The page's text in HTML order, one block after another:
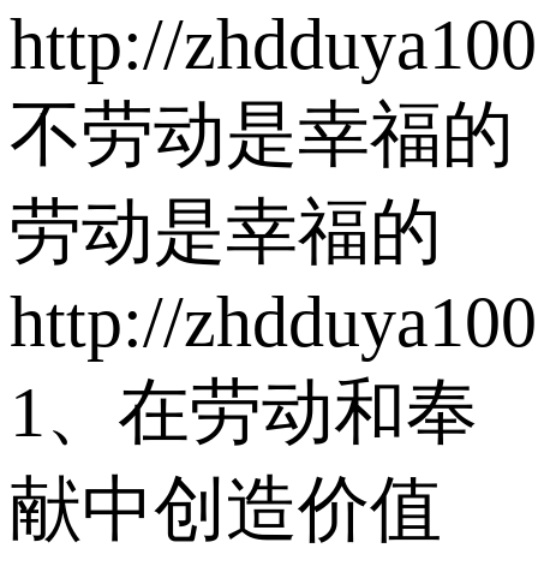
http://
不劳动是幸福的
劳动是幸福的
http://
1、在劳动和奉
献中创造价值